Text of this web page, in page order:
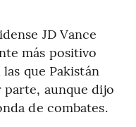
JD Vance
más positivo
que Pakistán
parte, aunque dijo
de combates.